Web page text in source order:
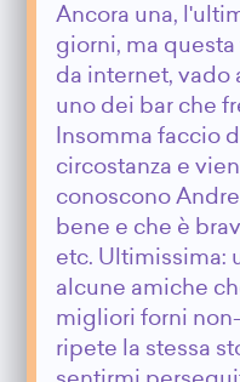
Ancora una,
giorni, ma
da internet, vado
uno dei bar che
Insomma faccio
circostanza e
conoscono
bene e che è
etc. Ultimissima:
alcune amiche
migliori forni
ripete la stessa